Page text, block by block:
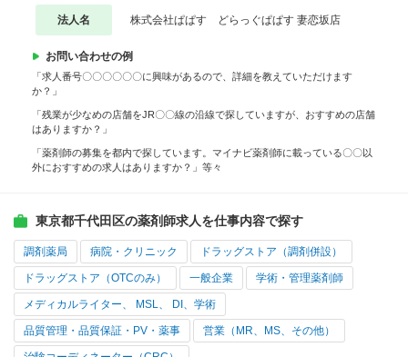
法人名 株式会社ぱぱす どらっぐぱぱす 妻恋坂店
お問い合わせの例
「求人番号〇〇〇〇〇〇に興味があるので、詳細を教えていただけます
か？」
「残業が少なめの店舗をJR〇〇線の沿線で探していますが、おすすめの店舗
はありますか？」
「薬剤師の募集を都内で探しています。マイナビ薬剤師に載っている〇〇以
外におすすめの求人はありますか？」等々
東京都千代田区の薬剤師求人を仕事内容で探す
調剤薬局 病院・クリニック ドラッグストア（調剤併設）
ドラッグストア（OTCのみ） 一般企業 学術・管理薬剤師
メディカルライター、 MSL、 DI、学術
品質管理・品質保証・PV・薬事 営業（MR、MS、その他）